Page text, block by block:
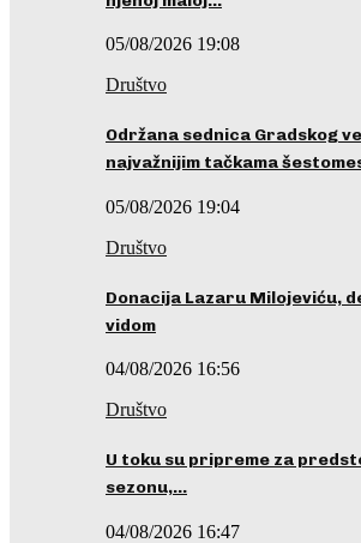
05/08/2026 19:08
Društvo
Održana sednica Gradskog
najvažnijim tačkama
05/08/2026 19:04
Društvo
Donacija Lazaru Milojeviću,
vidom
04/08/2026 16:56
Društvo
U toku su pripreme za
sezonu,…
04/08/2026 16:47